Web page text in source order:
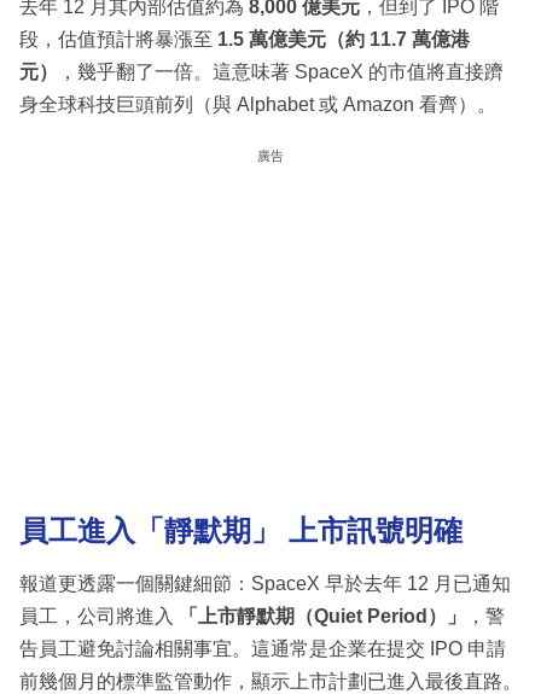
去年 12 月其內部估值約為 8,000 億美元 ，但到了 IPO 階
段，估值預計將暴漲至 1.5 萬億美元（約 11.7 萬億港
元）
，幾乎翻了一倍。這意味著 SpaceX 的市值將直接躋
身全球科技巨頭前列（與 Alphabet 或 Amazon 看齊）。
廣告
員工進入「靜默期」 上市訊號明確
報道更透露一個關鍵細節：SpaceX 早於去年 12 月已通知
員工，公司將進入
「上市靜默期（Quiet Period）」
，警
告員工避免討論相關事宜。這通常是企業在提交 IPO 申請
前幾個月的標準監管動作，顯示上市計劃已進入最後直路。